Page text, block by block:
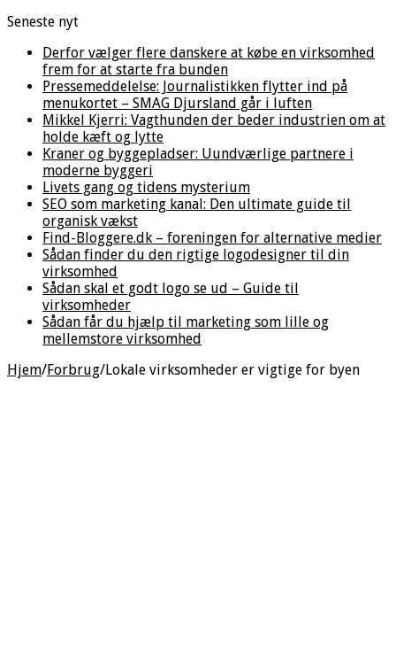
Seneste nyt
Derfor vælger flere danskere at købe en virksomhed
frem for at starte fra bunden
Pressemeddelelse: Journalistikken flytter ind på
menukortet – SMAG Djursland går i luften
Mikkel Kjerri: Vagthunden der beder industrien om at
holde kæft og lytte
Kraner og byggepladser: Uundværlige partnere i
moderne byggeri
Livets gang og tidens mysterium
SEO som marketing kanal: Den ultimate guide til
organisk vækst
Find-Bloggere.dk – foreningen for alternative medier
Sådan finder du den rigtige logodesigner til din
virksomhed
Sådan skal et godt logo se ud – Guide til
virksomheder
Sådan får du hjælp til marketing som lille og
mellemstore virksomhed
Hjem/Forbrug/Lokale virksomheder er vigtige for byen